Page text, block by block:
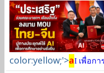
color:yellow;'>aI เพื่อกา